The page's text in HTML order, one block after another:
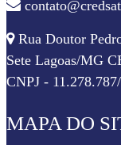
Rua Doutor
Sete Lagoas/MG
CNPJ -
MAPA DO